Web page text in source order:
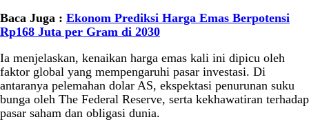
Baca Juga : Ekonom Prediksi Harga Emas Berpotensi
Rp168 Juta per Gram di 2030
Ia menjelaskan, kenaikan harga emas kali ini dipicu oleh
faktor global yang mempengaruhi pasar investasi. Di
antaranya pelemahan dolar AS, ekspektasi penurunan suku
bunga oleh The Federal Reserve, serta kekhawatiran terhadap
pasar saham dan obligasi dunia.